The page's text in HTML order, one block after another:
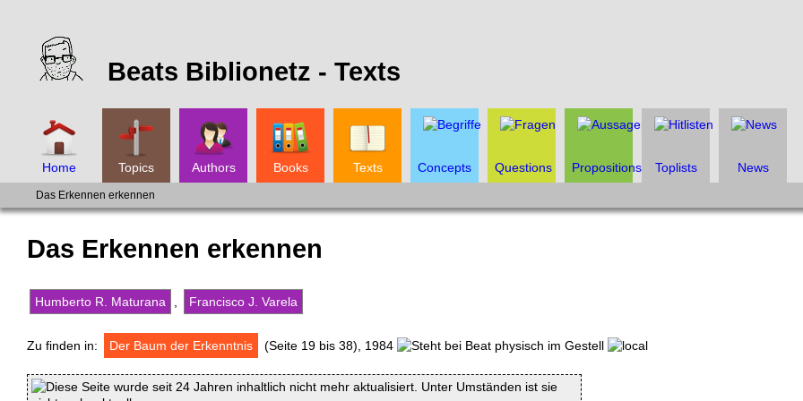
Beats Biblionetz - Texts
Home Topics Authors Books Texts Concepts Questions Propositions Toplists News
Das Erkennen erkennen
Das Erkennen erkennen
Humberto R. Maturana Francisco J. Varela
Zu finden in: Der Baum der Erkenntnis (Seite 19 bis 38), 1984
Diese Seite wurde seit 24 Jahren inhaltlich nicht mehr aktualisiert. Unter Umständen ist sie